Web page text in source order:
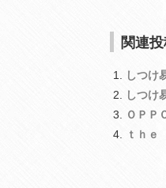
関連
しつけ
しつけ
ＯＰ
ｔｈ